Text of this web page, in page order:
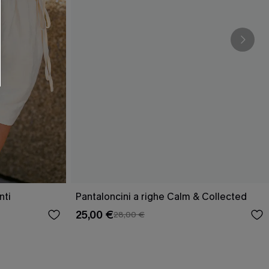
Pantaloncini a righe Calm & Collected
25,00 €28,00 €
e-mail di marketing (compresi contenuti
i nostri Termini e condizioni
come i pixel presenti nelle
valutare il livello di coinvolgimento,
che potrebbero interessarti, il tutto
. Puoi annullare l'iscrizione in qualsiasi